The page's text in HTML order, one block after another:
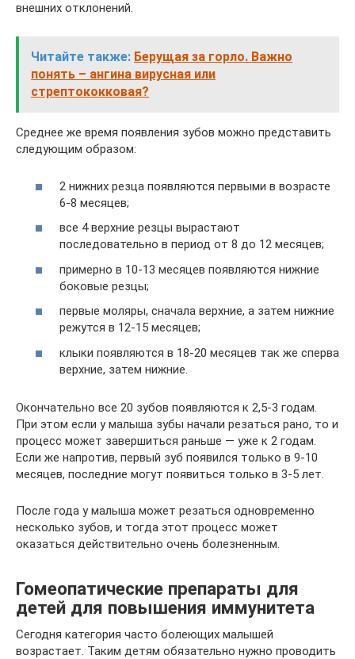
внешних отклонений.
Читайте также: Берущая за горло. Важно
понять – ангина вирусная или
стрептококковая?
Среднее же время появления зубов можно представить
следующим образом:
2 нижних резца появляются первыми в возрасте
6-8 месяцев;
все 4 верхние резцы вырастают
последовательно в период от 8 до 12 месяцев;
примерно в 10-13 месяцев появляются нижние
боковые резцы;
первые моляры, сначала верхние, а затем нижние
режутся в 12-15 месяцев;
клыки появляются в 18-20 месяцев так же сперва
верхние, затем нижние.
Окончательно все 20 зубов появляются к 2,5-3 годам.
При этом если у малыша зубы начали резаться рано, то и
процесс может завершиться раньше — уже к 2 годам.
Если же напротив, первый зуб появился только в 9-10
месяцев, последние могут появиться только в 3-5 лет.
После года у малыша может резаться одновременно
несколько зубов, и тогда этот процесс может
оказаться действительно очень болезненным.
Гомеопатические препараты для
детей для повышения иммунитета
Сегодня категория часто болеющих малышей
возрастает. Таким детям обязательно нужно проводить